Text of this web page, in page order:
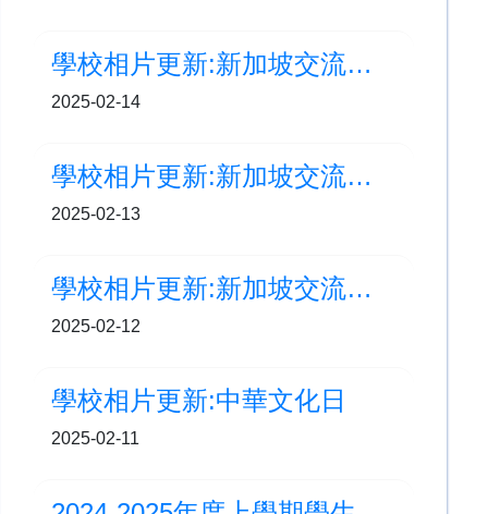
學校相片更新:新加坡交流之旅 (DAY 3)
2025-02-14
學校相片更新:新加坡交流之旅 (Day 2)
2025-02-13
學校相片更新:新加坡交流之旅 (DAY 1)
2025-02-12
學校相片更新:中華文化日
2025-02-11